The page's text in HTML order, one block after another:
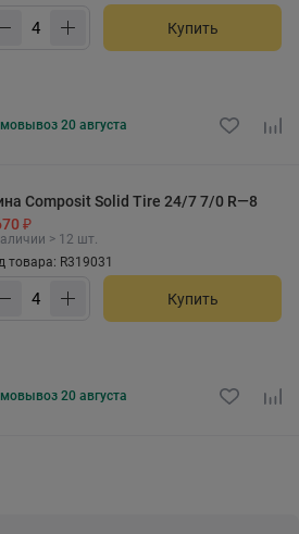
Купить
20 августа
Composit Solid Tire 24/7 7/0 R—8
₽
> 12 шт.
товара: R319031
Купить
20 августа